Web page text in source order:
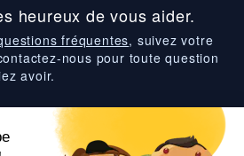
heureux de vous aider.
fréquentes, suivez votre
nous pour toute question
avoir.
Suivez-nous